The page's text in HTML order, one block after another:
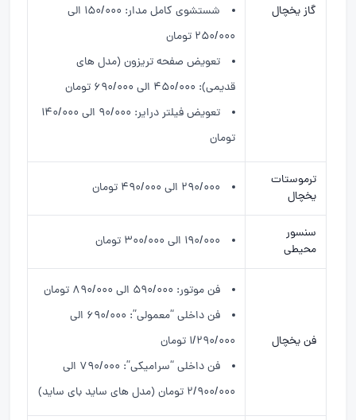
گاز یخچال
شستشوی کامل مدار: ۱۵۰/۰۰۰ الی
۲۵۰/۰۰۰ تومان
تعویض صفحه تریزون (مدل های
قدیمی): ۴۵۰/۰۰۰ الی ۶۹۰/۰۰۰ تومان
تعویض فیلتر درایر: ۹۰/۰۰۰ الی ۱۴۰/۰۰۰
تومان
ترموستات
یخچال
۲۹۰/۰۰۰ الی ۴۹۰/۰۰۰ تومان
سنسور
محیطی
۱۹۰/۰۰۰ الی ۳۰۰/۰۰۰ تومان
فن یخچال
فن موتور: ۵۹۰/۰۰۰ الی ۸۹۰/۰۰۰ تومان
فن داخلی “معمولی”: ۶۹۰/۰۰۰ الی
۱/۲۹۰/۰۰۰ تومان
فن داخلی “سرامیکی”: ۷۹۰/۰۰۰ الی
۲/۹۰۰/۰۰۰ تومان (مدل های ساید بای ساید)